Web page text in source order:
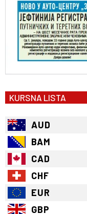
KURSNA LISTA
AUD
BAM
CAD
CHF
EUR
GBP